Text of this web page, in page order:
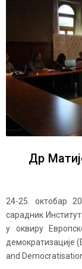
Др
24-25. октобар
сарадник
у оквиру
демократизације
and